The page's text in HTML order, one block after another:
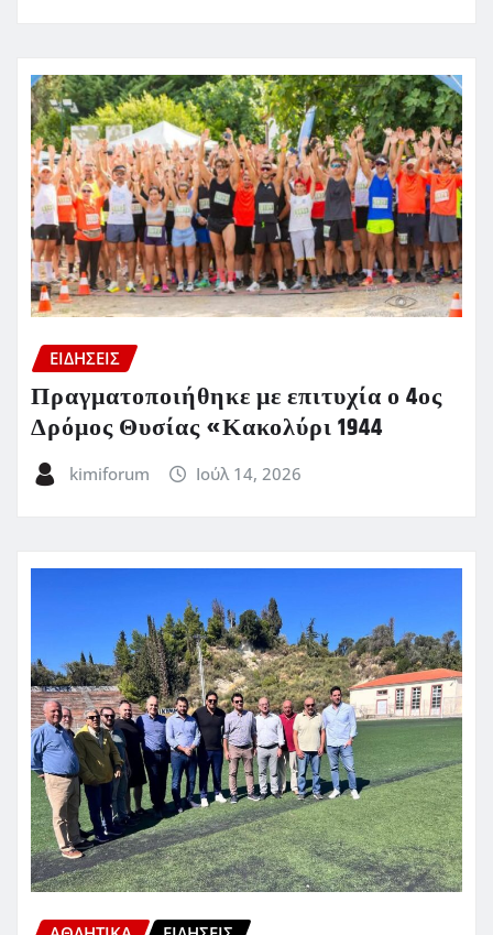
ΕΙΔΗΣΕΙΣ
Πραγματοποιήθηκε με επιτυχία ο 4ος
Δρόμος Θυσίας «Κακολύρι 1944
kimiforum Ιούλ 14, 2026